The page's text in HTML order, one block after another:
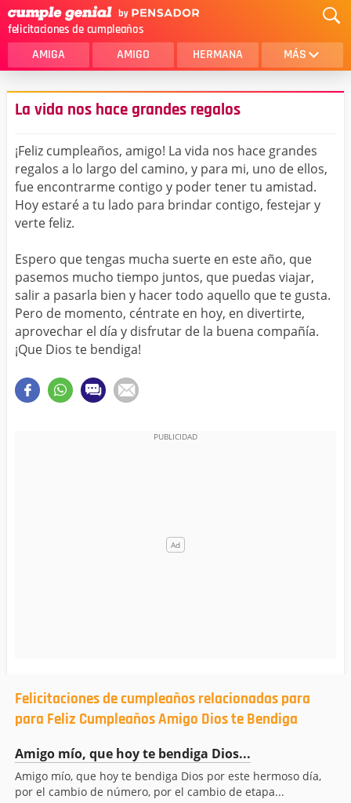
felicitaciones de cumpleaños
AMIGA AMIGO HERMANA MÁS
MAMA
AMOR
SOBRINA
HIJA
HERMANO
HIJO
HOMBRE
TIA
CUÑADA
ALGUIEN ESPECIAL
PRIMO
TODAS LAS CATEGORÍAS
La vida nos hace grandes regalos
¡Feliz cumpleaños, amigo! La vida nos hace grandes
regalos a lo largo del camino, y para mi, uno de ellos,
fue encontrarme contigo y poder tener tu amistad.
Hoy estaré a tu lado para brindar contigo, festejar y
verte feliz.
Espero que tengas mucha suerte en este año, que
pasemos mucho tiempo juntos, que puedas viajar,
salir a pasarla bien y hacer todo aquello que te gusta.
Pero de momento, céntrate en hoy, en divertirte,
aprovechar el día y disfrutar de la buena compañía.
¡Que Dios te bendiga!
Felicitaciones de cumpleaños relacionadas para
para Feliz Cumpleaños Amigo Dios te Bendiga
Amigo mío, que hoy te bendiga Dios...
Amigo mío, que hoy te bendiga Dios por este hermoso día,
por el cambio de número, por el cambio de etapa...